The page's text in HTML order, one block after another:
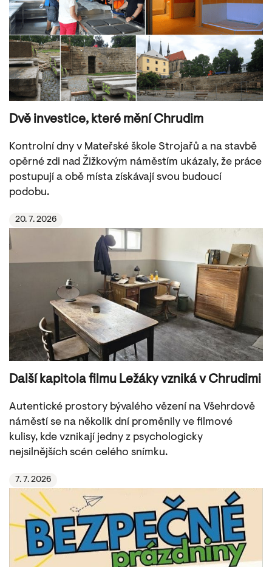
Dvě investice, které mění Chrudim
Kontrolní dny v Mateřské škole Strojařů a na stavbě
opěrné zdi nad Žižkovým náměstím ukázaly, že práce
postupují a obě místa získávají svou budoucí
podobu.
20. 7. 2026
Další kapitola filmu Ležáky vzniká v Chrudimi
Autentické prostory bývalého vězení na Všehrdově
náměstí se na několik dní proměnily ve filmové
kulisy, kde vznikají jedny z psychologicky
nejsilnějších scén celého snímku.
7. 7. 2026